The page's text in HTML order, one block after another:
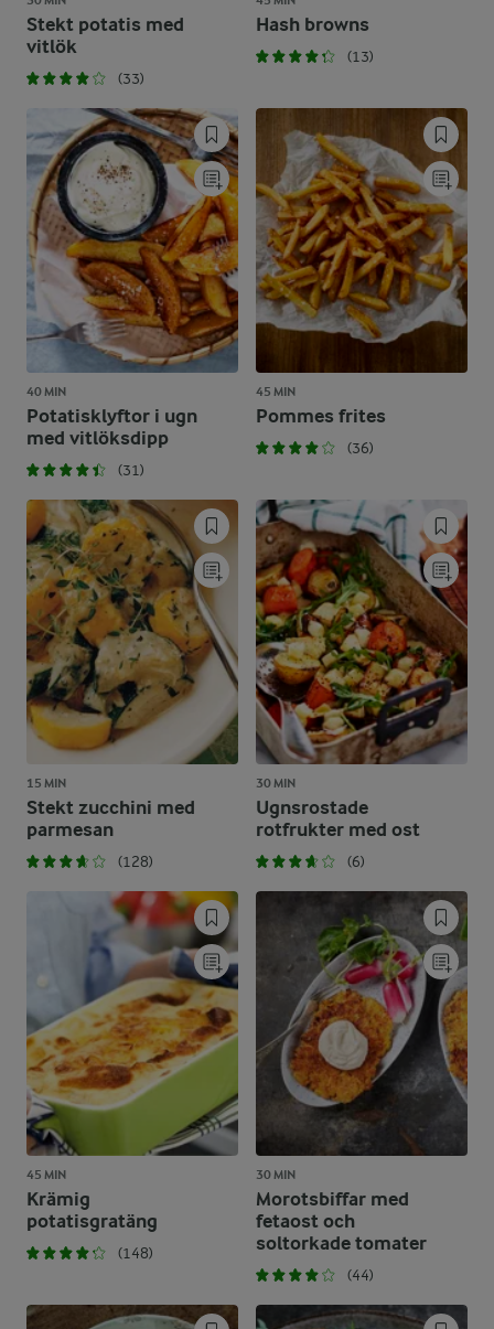
Stekt potatis med
vitlök
(33)
Hash browns
(13)
40 MIN
Potatisklyftor i ugn
med vitlöksdipp
(31)
45 MIN
Pommes frites
(36)
15 MIN
Stekt zucchini med
parmesan
(128)
30 MIN
Ugnsrostade
rotfrukter med ost
(6)
45 MIN
Krämig
potatisgratäng
(148)
30 MIN
Morotsbiffar med
fetaost och
soltorkade tomater
(44)